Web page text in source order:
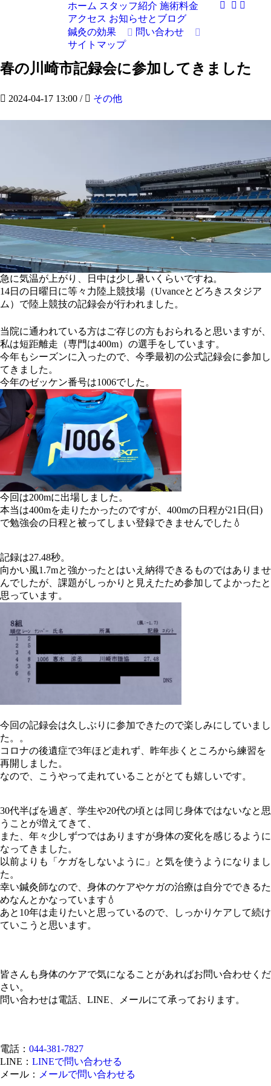
ホーム スタッフ紹介 施術料金
アクセス お知らせとブログ
鍼灸の効果
問い合わせ
サイトマップ
春の川崎市記録会に参加してきました
2024-04-17 13:00 / その他
急に気温が上がり、日中は少し暑いくらいですね。
14日の日曜日に等々力陸上競技場（Uvanceとどろきスタジア
ム）で陸上競技の記録会が行われました。
当院に通われている方はご存じの方もおられると思いますが、
私は短距離走（専門は400m）の選手をしています。
今年もシーズンに入ったので、今季最初の公式記録会に参加し
てきました。
今年のゼッケン番号は1006でした。
今回は200mに出場しました。
本当は400mを走りたかったのですが、400mの日程が21日(日)
で勉強会の日程と被ってしまい登録できませんでした💧
記録は27.48秒。
向かい風1.7mと強かったとはいえ納得できるものではありませ
んでしたが、課題がしっかりと見えたため参加してよかったと
思っています。
今回の記録会は久しぶりに参加できたので楽しみにしていまし
た。。
コロナの後遺症で3年ほど走れず、昨年歩くところから練習を
再開しました。
なので、こうやって走れていることがとても嬉しいです。
30代半ばを過ぎ、学生や20代の頃とは同じ身体ではないなと思
うことが増えてきて、
また、年々少しずつではありますが身体の変化を感じるように
なってきました。
以前よりも「ケガをしないように」と気を使うようになりまし
た。
幸い鍼灸師なので、身体のケアやケガの治療は自分でできるた
めなんとかなっています💧
あと10年は走りたいと思っているので、しっかりケアして続け
ていこうと思います。
皆さんも身体のケアで気になることがあればお問い合わせくだ
さい。
問い合わせは電話、LINE、メールにて承っております。
電話： 044-381-7827
LINE： LINEで問い合わせる
メール：
メールで問い合わせる